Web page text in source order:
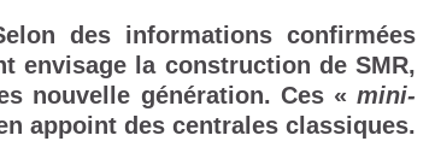
des informations confirmées
envisage la construction de SMR,
nouvelle génération. Ces « mini-
appoint des centrales classiques.